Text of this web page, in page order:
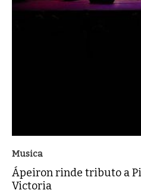
Musica
Ápeiron rinde tributo a
Victoria